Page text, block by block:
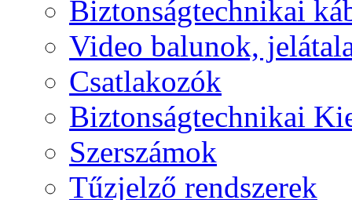
Biztonságtechnikai
Video balunok,
Csatlakozók
Biztonságtechnikai
Szerszámok
Tűzjelző rendszerek